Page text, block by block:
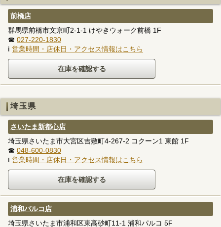
前橋店
群馬県前橋市文京町2-1-1 けやきウォーク前橋 1F
☎ 027-220-1830
ℹ 営業時間・店休日・アクセス情報はこちら
埼玉県
さいたま新都心店
埼玉県さいたま市大宮区吉敷町4-267-2 コクーン1 東館 1F
☎ 048-600-0830
ℹ 営業時間・店休日・アクセス情報はこちら
浦和パルコ店
埼玉県さいたま市浦和区東高砂町11-1 浦和パルコ 5F